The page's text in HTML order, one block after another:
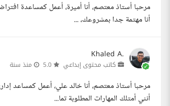
مرحبا أستاذ معتصم، أنا أميرة، أعمل كمساعدة
أنا مهتمة جدا بمشروعك، ...
Khaled A.
كاتب محتوى إبداعي منذ سنة
مرحبا أستاذ معتصم، أنا خالد علي، أعمل كمساعد
أنني أمتلك المهارات المطلوبة تما...